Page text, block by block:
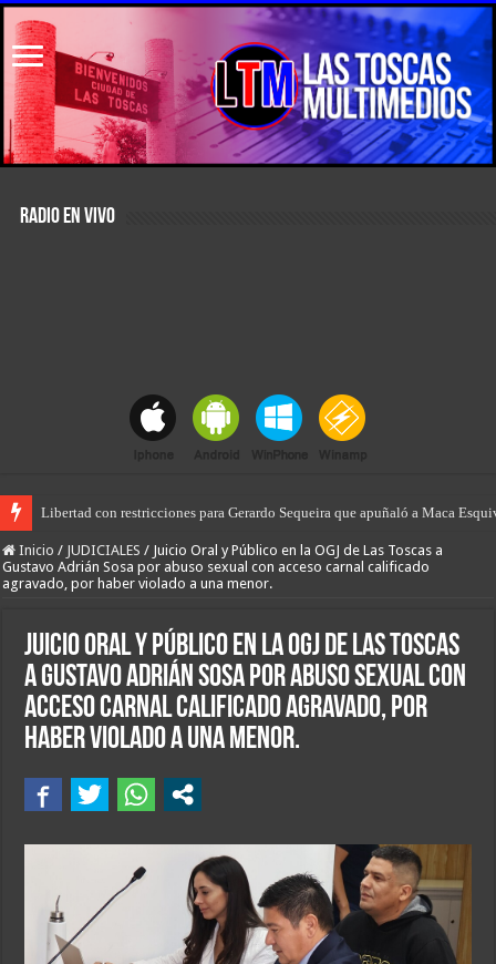
RADIO EN VIVO
Libertad con restricciones para Gerardo Sequeira que apuñaló a Maca
La policía de Villa Ocampo esclareció un robo calificado, un Hurto y otros
Inicio / JUDICIALES / Juicio Oral y Público en la OGJ de Las Toscas a
Gustavo Adrián Sosa por abuso sexual con acceso carnal calificado
agravado, por haber violado a una menor.
Juicio Oral y Público en la OGJ de Las Toscas
a Gustavo Adrián Sosa por abuso sexual con
acceso carnal calificado agravado, por
haber violado a una menor.